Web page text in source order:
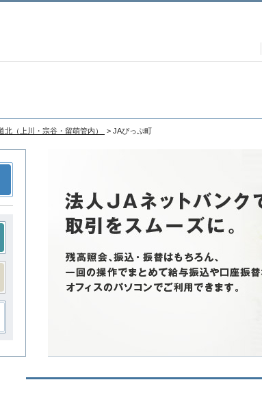
北（上川・宗谷・留萌管内） > JAぴっぷ町